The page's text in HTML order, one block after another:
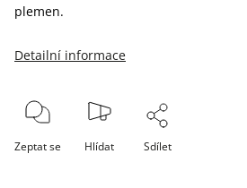
plemen.
Detailní informace
Zeptat se Hlídat Sdílet